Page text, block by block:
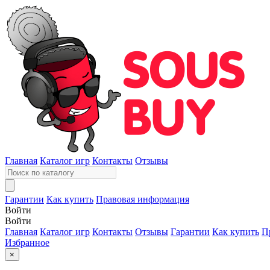
Главная Каталог игр Контакты Отзывы
Гарантии Как купить Правовая информация
Войти
Войти
Главная Каталог игр Контакты Отзывы Гарантии Как купить
Избранное
×